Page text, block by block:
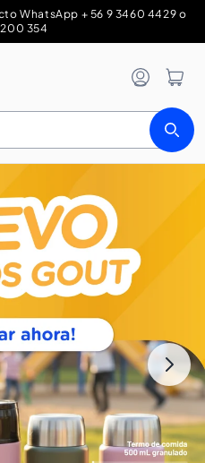
WhatsApp + 56 9 3460 4429 o
354
Iniciar